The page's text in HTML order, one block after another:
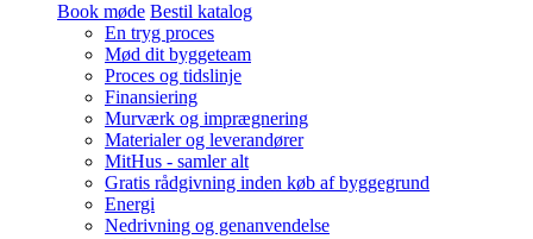
Book møde Bestil katalog
En tryg proces
Mød dit byggeteam
Proces og tidslinje
Finansiering
Murværk og imprægnering
Materialer og leverandører
MitHus - samler alt
Gratis rådgivning inden køb af byggegrund
Energi
Nedrivning og genanvendelse